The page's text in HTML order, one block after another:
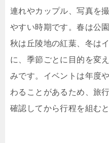
連れやカップル、写真を
やすい時期です。春は公
秋は丘陵地の紅葉、冬は
に、季節ごとに目的を変
みです。イベントは年度
わることがあるため、旅
確認してから行程を組む